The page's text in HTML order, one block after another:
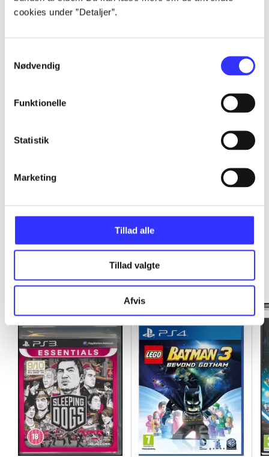
cookies under ”Detaljer”.
Nødvendig
Funktionelle
Statistik
Marketing
Tillad alle
Tillad valgte
Afvis
...
...
...
...